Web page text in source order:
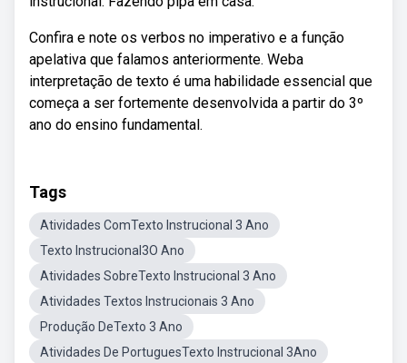
Confira e note os verbos no imperativo e a função
apelativa que falamos anteriormente. Weba
interpretação de texto é uma habilidade essencial que
começa a ser fortemente desenvolvida a partir do 3º
ano do ensino fundamental.
Tags
Atividades ComTexto Instrucional 3 Ano
Texto Instrucional3O Ano
Atividades SobreTexto Instrucional 3 Ano
Atividades Textos Instrucionais 3 Ano
Produção DeTexto 3 Ano
Atividades De PortuguesTexto Instrucional 3Ano